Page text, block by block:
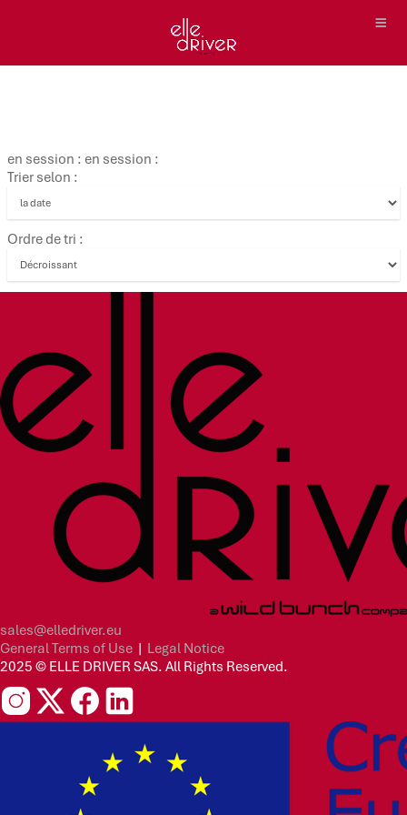
en session : en session :
Trier selon :
Ordre de tri :
sales@elledriver.eu
General Terms of Use | Legal Notice
2025 © ELLE DRIVER SAS. All Rights Reserved.